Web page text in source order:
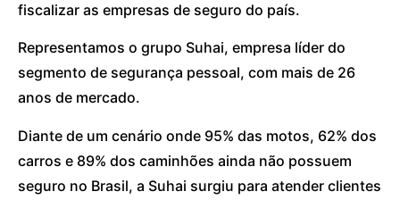
fiscalizar as empresas de seguro do país.
Representamos o grupo Suhai, empresa líder do
segmento de segurança pessoal, com mais de 26
anos de mercado.
Diante de um cenário onde 95% das motos, 62% dos
carros e 89% dos caminhões ainda não possuem
seguro no Brasil, a Suhai surgiu para atender clientes